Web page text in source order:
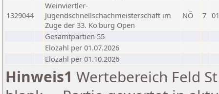
1329044
Weinviertler-
Jugendschnellschachmeisterschaft im
Zuge der 33. Ko'burg Open
NÖ 7
Gesamtpartien 55
Elozahl per 01.07.2026
Elozahl per 01.10.2026
Hinweis1 Wertebereich Feld